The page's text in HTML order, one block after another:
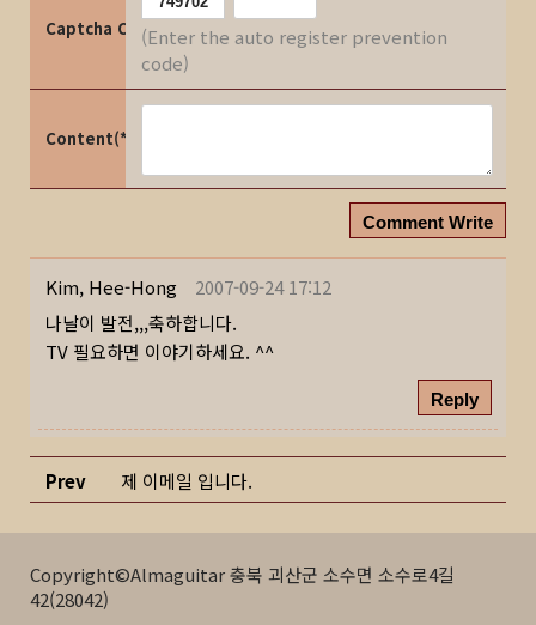
Captcha Code(Enter the auto register prevention
code)
Content(*)
Comment Write
Kim, Hee-Hong
2007-09-24 17:12
나날이 발전,,,축하합니다.
TV 필요하면 이야기하세요. ^^
Reply
Prev 제 이메일 입니다.
Copyright©Almaguitar 충북 괴산군 소수면 소수로4길
42(28042)